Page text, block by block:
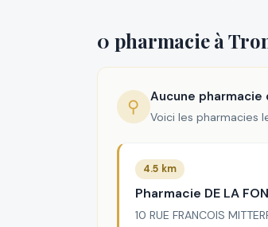
0 pharmacie à
⚲ Aucune
Voici les pharmacies
4.5 km
Pharmacie DE LA
10 RUE FRANCOIS